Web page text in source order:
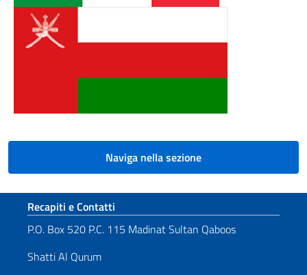
Naviga nella sezione
Sezione footer
Recapiti e Contatti
P.O. Box 520 P.C. 115 Madinat Sultan Qaboos
Shatti Al Qurum